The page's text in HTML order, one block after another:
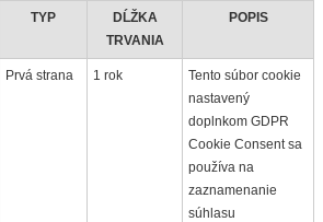
TYP
DĹŽKA
TRVANIA
POPIS
Prvá strana 1 rok
Tento súbor cookie
nastavený
doplnkom GDPR
Cookie Consent sa
používa na
zaznamenanie
súhlasu